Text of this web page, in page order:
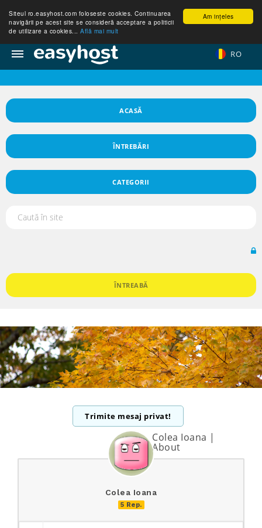
Am ințeles
Siteul ro.easyhost.com foloseste cookies. Continuarea
navigării pe acest site se consideră acceptare a politicii
de utilizare a cookies... Află mai mult
RO
ACASĂ
ÎNTREBĂRI
CATEGORII
ÎNTREABĂ
Trimite mesaj privat!
Colea Ioana |
About
Colea Ioana
5 Rep.